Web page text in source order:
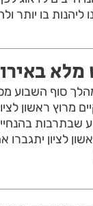
בו יותר
סוף השבוע
מרוץ ראשון
שבתרבות
לציון